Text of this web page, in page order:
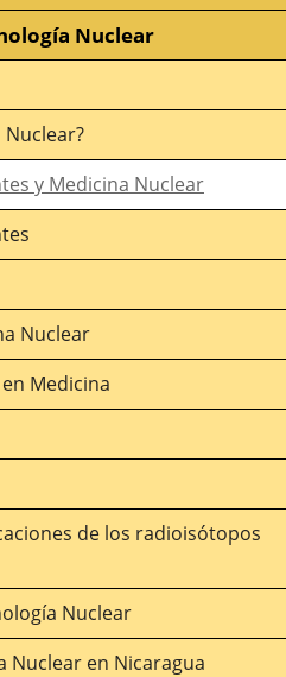
Nuclear
Nuclear?
y Medicina Nuclear
Nuclear
Medicina
de los radioisótopos
Nuclear
Nuclear en Nicaragua